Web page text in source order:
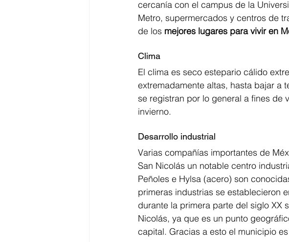
cercanía con el campus de la
Metro, supermercados y centros de
de los mejores lugares para vivir en
Clima
El clima es seco estepario cálido
extremadamente altas, hasta bajar a
se registran por lo general a fines de
invierno.
Desarrollo industrial
Varias compañías importantes de
San Nicolás un notable centro
Peñoles e Hylsa (acero) son
primeras industrias se establecieron
durante la primera parte del siglo XX
Nicolás, ya que es un punto
capital. Gracias a esto el municipio